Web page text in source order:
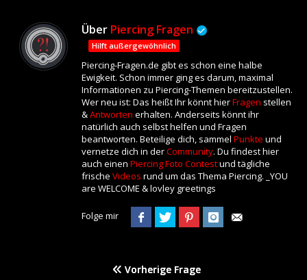
Über Piercing Fragen
Hilft außergewöhnlich
Piercing-Fragen.de gibt es schon eine halbe
Ewigkeit. Schon immer ging es darum, maximal
Informationen zu Piercing-Themen bereitzustellen.
Wer neu ist: Das heißt Ihr könnt hierFragen stellen
&Antworten erhalten. Anderseits könnt ihr
natürlich auch selbst helfen und Fragen
beantworten. Beteilige dich, sammel Punkte und
vernetze dich in derCommunity. Du findest hier
auch einen Piercing Foto Contestund tägliche
frische Videos rund um das Thema Piercing. _YOU
are WELCOME & lovley greetings
Folge mir
Vorherige Frage